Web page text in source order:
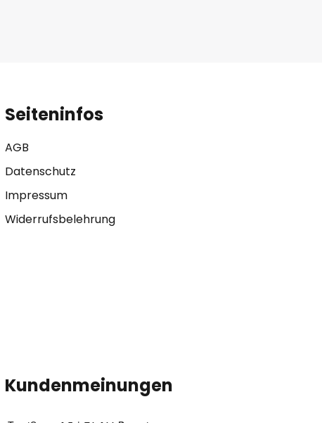
Seiteninfos
AGB
Datenschutz
Impressum
Widerrufsbelehrung
Kundenmeinungen